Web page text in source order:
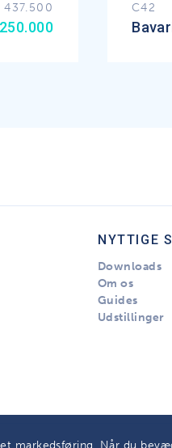
437.500 C42
NYTTIGE
Downloads
Om os
Guides
Udstillinger
markedsføring. Når du